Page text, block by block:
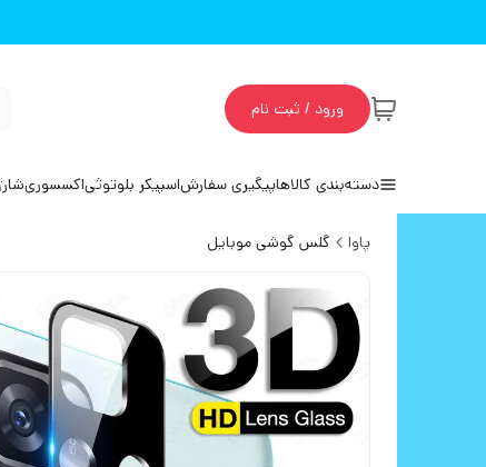
ورود / ثبت نام
دسته‌بندی کالاهاپیگیری سفارشاسپیکر بلوتوثیاکسسوری
پاوا گلس گوشی موبایل